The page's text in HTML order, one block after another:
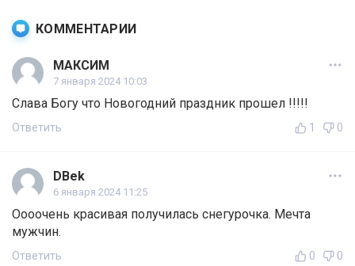
КОММЕНТАРИИ
МАКСИМ
7 января 2024 10:03
Слава Богу что Новогодний праздник прошел !!!!!
Ответить 1 0
DBek
6 января 2024 11:25
Оооочень красивая получилась снегурочка. Мечта
мужчин.
Ответить 0 0